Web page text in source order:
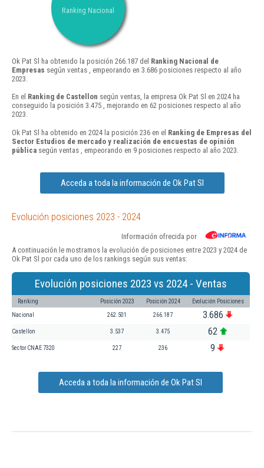
Ranking Nacional
Ok Pat Sl ha obtenido la posición 266.187 del Ranking Nacional de
Empresas según ventas , empeorando en 3.686 posiciones respecto al año
2023.
En el Ranking de Castellon según ventas, la empresa Ok Pat Sl en 2024 ha
conseguido la posición 3.475 , mejorando en 62 posiciones respecto al año
2023.
Ok Pat Sl ha obtenido en 2024 la posición 236 en el Ranking de Empresas del
Sector Estudios de mercado y realización de encuestas de opinión
pública según ventas , empeorando en 9 posiciones respecto al año 2023.
Acceda a toda la información de Ok Pat Sl
Evolución posiciones 2023 - 2024
Información ofrecida por
A continuación le mostramos la evolución de posiciones entre 2023 y 2024 de
Ok Pat Sl por cada uno de los rankings según sus ventas:
Evolución posiciones 2023 vs 2024 - Ventas
Ranking Posición 2023 Posición 2024 Evolución Posiciones
Nacional 262.501 266.187 3.686
Castellon 3.537 3.475 62
Sector CNAE 7320 227 236 9
Acceda a toda la información de Ok Pat Sl